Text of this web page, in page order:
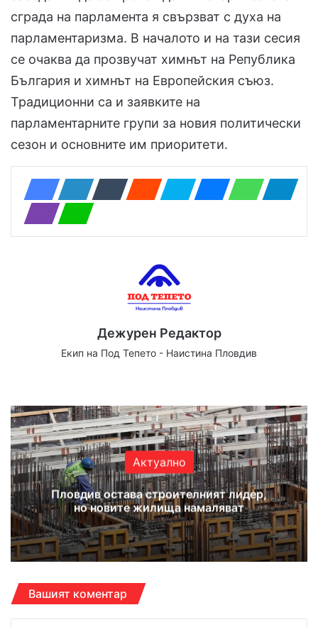
сграда на парламента я свързват с духа на
парламентаризма. В началото и на тази сесия
се очаква да прозвучат химнът на Република
България и химнът на Европейския съюз.
Традиционни са и заявките на
парламентарните групи за новия политически
сезон и основните им приоритети.
Дежурен Редактор
Екип на Под Тепето - Наистина Пловдив
Актуално
Пловдив остава строителният лидер,
но новите жилища намаляват
Вашият коментар